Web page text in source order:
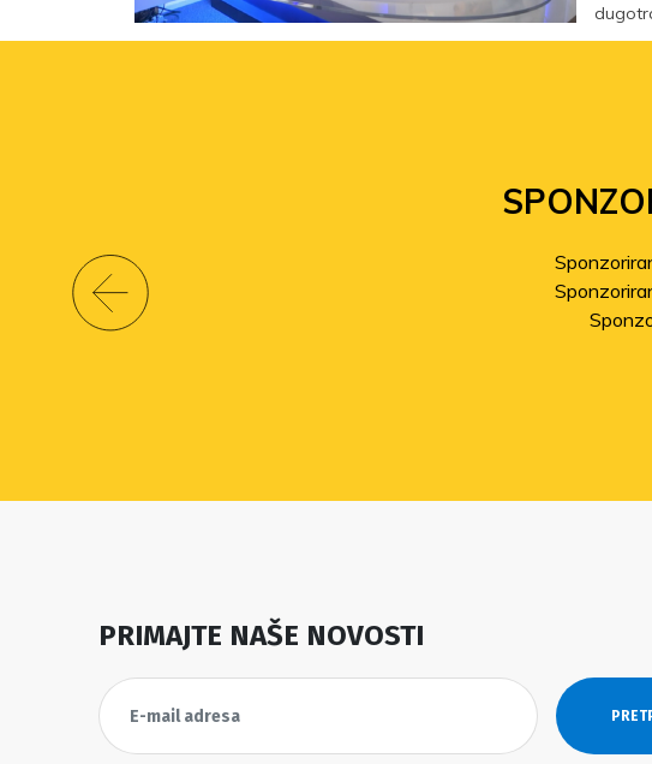
PRIMAJTE NAŠE NOVOSTI